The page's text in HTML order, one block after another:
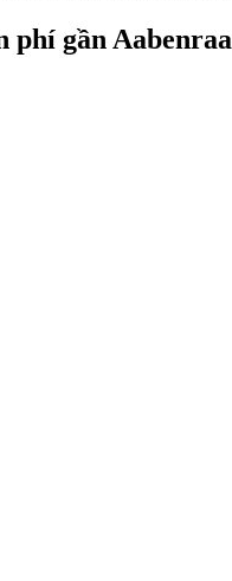
phí gần Aabenraa